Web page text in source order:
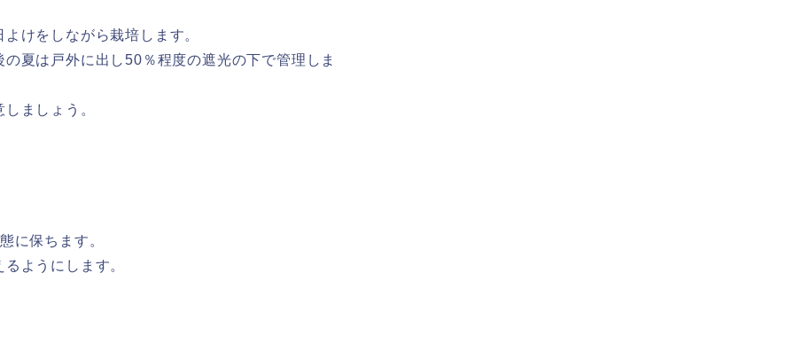
けをしながら栽培します。
夏は戸外に出し50％程度の遮光の下で管理しま
ましょう。
に保ちます。
ようにします。